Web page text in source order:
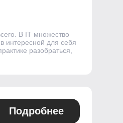
В IT множество
интересной для себя
разобраться,
Подробнее